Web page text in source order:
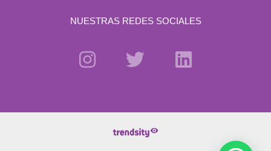
NUESTRAS REDES SOCIALES